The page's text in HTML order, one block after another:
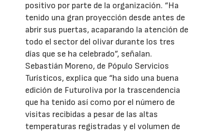
positivo por parte de la organización. “Ha
tenido una gran proyección desde antes de
abrir sus puertas, acaparando la atención de
todo el sector del olivar durante los tres
días que se ha celebrado”, señalan.
Sebastián Moreno, de Pópulo Servicios
Turísticos, explica que “ha sido una buena
edición de Futuroliva por la trascendencia
que ha tenido así como por el número de
visitas recibidas a pesar de las altas
temperaturas registradas y el volumen de